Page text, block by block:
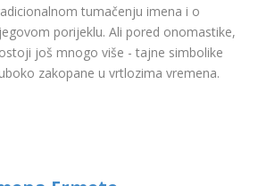
tumačenju imena i o
porijeklu. Ali pored onomastike,
još mnogo više - tajne simbolike
zakopane u vrtlozima vremena.